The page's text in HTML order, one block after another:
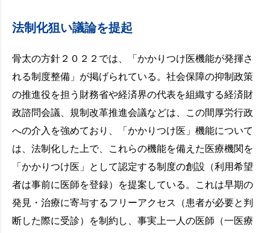
法制化狙い議論を提起
骨太の方針２０２２では、「かかりつけ医機能が発揮さ
れる制度整備」が掲げられている。社会保障の抑制政策
の推進役を担う財務省や経済界の代表を組織する経済財
政諮問会議、規制改革推進会議などは、この間厚労行政
への介入を強めており、「かかりつけ医」機能について
は、法制化した上で、これらの機能を備えた医療機関を
「かかりつけ医」として認定する制度の創設（利用希望
者は事前に医師を登録）を提案している。これは早期の
発見・治療に寄与するフリーアクセス（患者が必要と判
断した際に受診）を制約し、事実上一人の医師（一医療